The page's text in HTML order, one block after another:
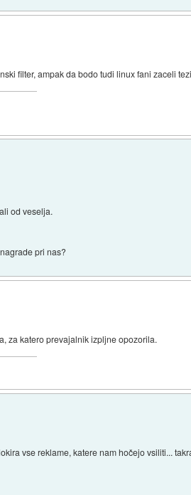
filter, ampak da bodo tudi linux fani zaceli
od veselja.
pri nas?
za katero prevajalnik izpljne opozorila.
vse reklame, katere nam hočejo vsiliti...